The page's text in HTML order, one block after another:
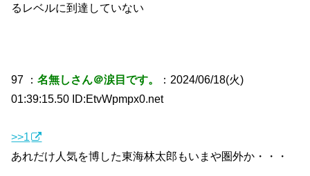
るレベルに到達していない
97 ：名無しさん＠涙目です。
：2024/06/18(火)
01:39:15.50 ID:EtvWpmpx0.net
>>1
あれだけ人気を博した東海林太郎もいまや圏外か・・・